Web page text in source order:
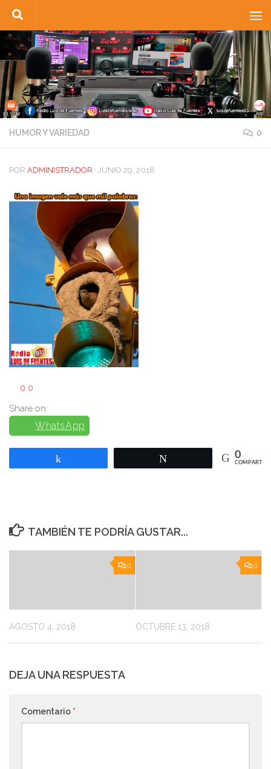
Saltar al contenido
HUMOR Y VARIEDAD 0
POR ADMINISTRADOR · JUNIO 29, 2018
0 0
Share on:
WhatsApp
0
COMPARTIR
TAMBIÉN TE PODRÍA GUSTAR...
0
AGOSTO 4, 2018
0
OCTUBRE 13, 2018
DEJA UNA RESPUESTA
Comentario *